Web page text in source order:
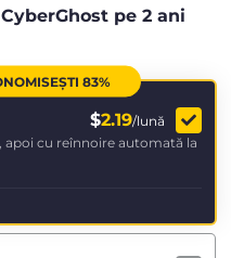
pe 2 ani
83%
$2.19/lună
apoi cu reînnoire automată la